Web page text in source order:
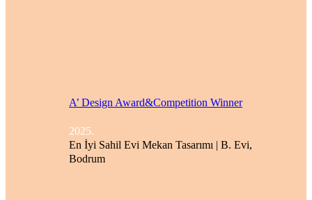
A’ Design Award&Competition Winner
2025.
En İyi Sahil Evi Mekan Tasarımı | B. Evi,
Bodrum